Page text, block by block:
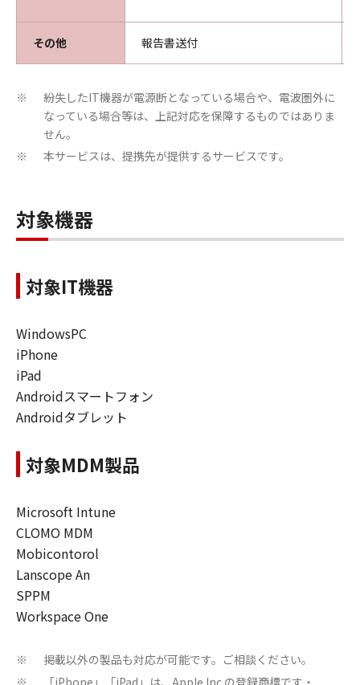
その他 報告書送付
※
紛失したIT機器が電源断となっている場合や、電波圏外に
なっている場合等は、上記対応を保障するものではありま
せん。
※ 本サービスは、提携先が提供するサービスです。
対象機器
対象IT機器
WindowsPC
iPhone
iPad
Androidスマートフォン
Androidタブレット
対象MDM製品
Microsoft Intune
CLOMO MDM
Mobicontorol
Lanscope An
SPPM
Workspace One
※ 掲載以外の製品も対応が可能です。ご相談ください。
※
「iPhone」「iPad」は、Apple Inc.の登録商標です・